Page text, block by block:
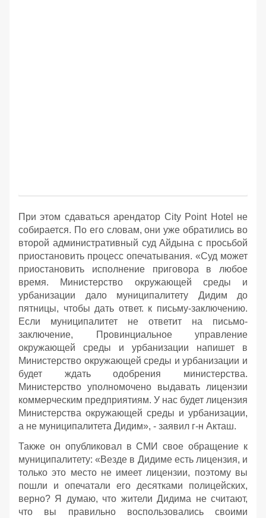
При этом сдаваться арендатор City Point Hotel не
собирается. По его словам, они уже обратились во
второй административный суд Айдына с просьбой
приостановить процесс опечатывания. «Суд может
приостановить исполнение приговора в любое
время. Министерство окружающей среды и
урбанизации дало муниципалитету Дидим до
пятницы, чтобы дать ответ. к письму-заключению.
Если муниципалитет не ответит на письмо-
заключение, Провинциальное управление
окружающей среды и урбанизации напишет в
Министерство окружающей среды и урбанизации и
будет ждать одобрения министерства.
Министерство уполномочено выдавать лицензии
коммерческим предприятиям. У нас будет лицензия
Министерства окружающей среды и урбанизации,
а не муниципалитета Дидим», - заявил г-н Акташ.
Также он опубликовал в СМИ свое обращение к
муниципалитету: «Везде в Дидиме есть лицензия, и
только это место не имеет лицензии, поэтому вы
пошли и опечатали его десятками полицейских,
верно? Я думаю, что жители Дидима не считают,
что вы правильно воспользовались своими